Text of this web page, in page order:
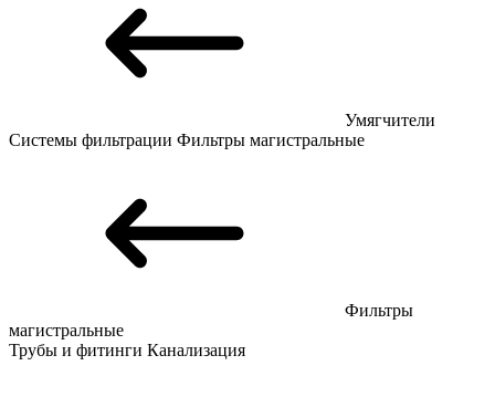
Умягчители
Системы фильтрации Фильтры магистральные
Фильтры
магистральные
Трубы и фитинги Канализация